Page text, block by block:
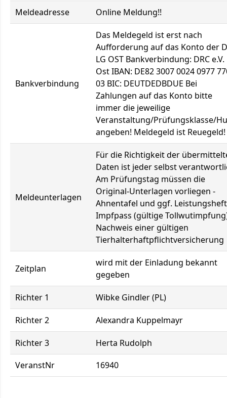
Meldeadresse Online Meldung!!
Bankverbindung
Das Meldegeld ist erst nach
Aufforderung auf das Konto der
LG OST Bankverbindung: DRC e.V.
Ost IBAN: DE82 3007 0024 0977
03 BIC: DEUTDEDBDUE Bei
Zahlungen auf das Konto bitte
immer die jeweilige
Veranstaltung/Prüfungsklasse/
angeben! Meldegeld ist Reuegeld!
Meldeunterlagen
Für die Richtigkeit der
Daten ist jeder selbst
Am Prüfungstag müssen die
Original-Unterlagen vorliegen -
Ahnentafel und ggf.
Impfpass (gültige
Nachweis einer gültigen
Tierhalterhaftpflichtversicherung
Zeitplan
wird mit der Einladung bekannt
gegeben
Richter 1 Wibke Gindler (PL)
Richter 2 Alexandra Kuppelmayr
Richter 3
Herta Rudolph
VeranstNr
16940